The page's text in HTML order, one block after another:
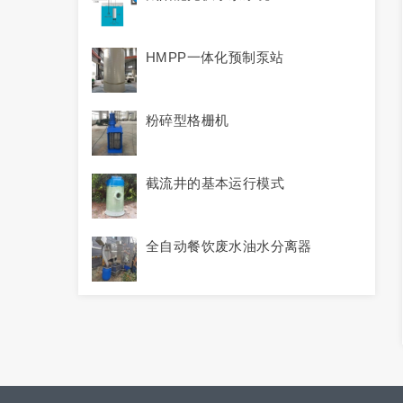
HMPP一体化预制泵站
粉碎型格栅机
截流井的基本运行模式
全自动餐饮废水油水分离器